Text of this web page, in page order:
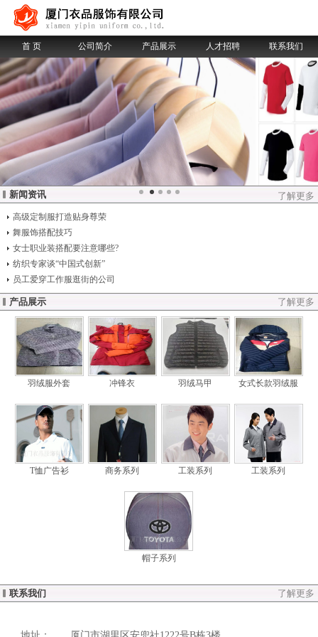
首 页 公司简介 产品展示 人才招聘 联系我们
新闻资讯 了解更多
高级定制服打造贴身尊荣
舞服饰搭配技巧
女士职业装搭配要注意哪些?
纺织专家谈“中国式创新”
员工爱穿工作服逛街的公司
产品展示 了解更多
羽绒服外套 冲锋衣 羽绒马甲 女式长款羽绒服
T恤广告衫 商务系列 工装系列 工装系列
帽子系列
联系我们 了解更多